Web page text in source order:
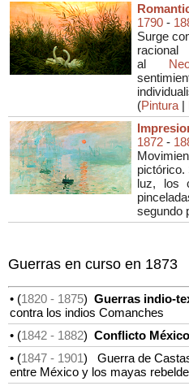
1790 -
Surge
al
(Pintura |
1872 -
pictórico.
luz, los
segundo
Guerras en curso en 1873
• (1820 - 1875) Guerras indio-
contra los indios Comanches
• (1842 - 1882) Conflicto
• (1847 - 1901)
Guerra de
entre México y los mayas